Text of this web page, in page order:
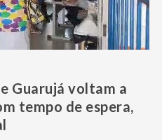
Guarujá voltam a
tempo de espera,